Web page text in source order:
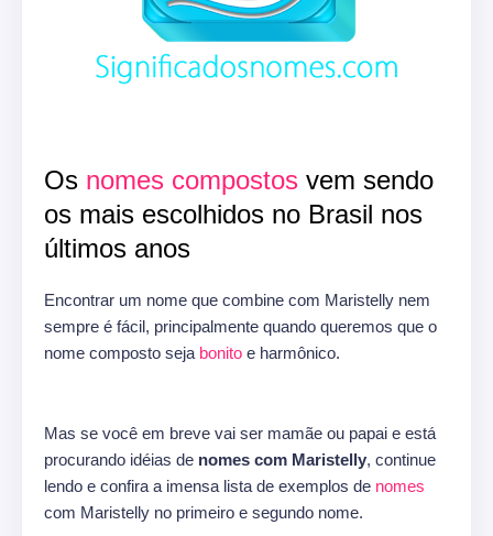
Os nomes compostos vem sendo
os mais escolhidos no Brasil nos
últimos anos
Encontrar um nome que combine com Maristelly nem
sempre é fácil, principalmente quando queremos que o
nome composto seja bonito e harmônico.
Mas se você em breve vai ser mamãe ou papai e está
procurando idéias de nomes com Maristelly, continue
lendo e confira a imensa lista de exemplos de nomes
com Maristelly no primeiro e segundo nome.